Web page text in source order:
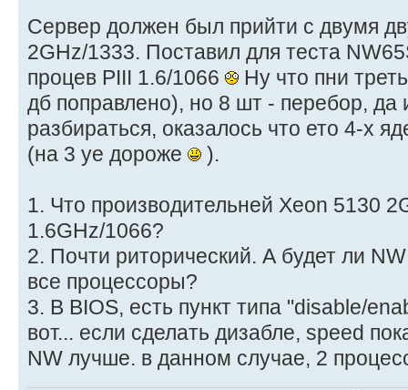
Сервер должен был прийти с двумя
2GHz/1333. Поставил для теста
процев PIII 1.6/1066
Ну что пни
дб поправлено), но 8 шт - перебор, да
разбираться, оказалось что ето 4-х
(на 3 уе дороже
).
1. Что производительней Xeon 5130
1.6GHz/1066?
2. Почти риторический. А будет ли
все процессоры?
3. В BIOS, есть пункт типа "disable/
вот... если сделать дизабле, speed
NW лучше. в данном случае, 2